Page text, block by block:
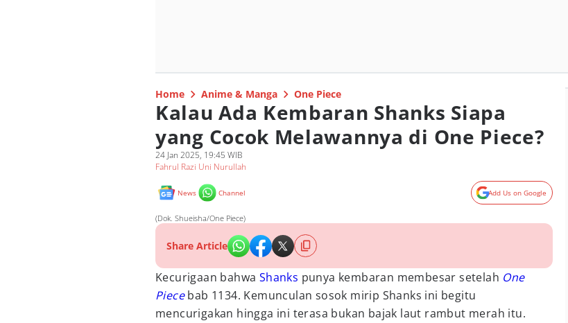
Home Anime & Manga One Piece
Kalau Ada Kembaran Shanks Siapa
yang Cocok Melawannya di One Piece?
24 Jan 2025, 19:45 WIB
Fahrul Razi Uni Nurullah
News Channel Add Us on Google
(Dok. Shueisha/One Piece)
Share Article
Kecurigaan bahwa Shanks punya kembaran membesar setelah One
Piece bab 1134. Kemunculan sosok mirip Shanks ini begitu
mencurigakan hingga ini terasa bukan bajak laut rambut merah itu.